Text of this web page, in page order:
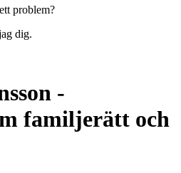
problem?
dig.
-
familjerätt och